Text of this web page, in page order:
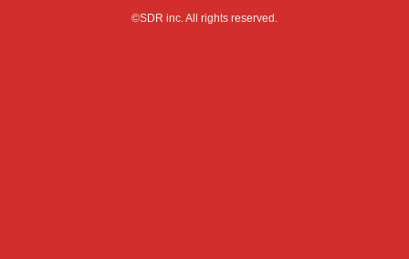
©SDR inc. All rights reserved.